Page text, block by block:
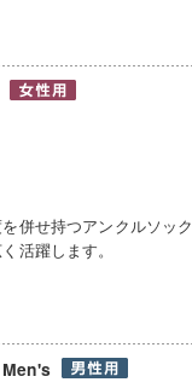
併せ持つアンクルソック
活躍します。
Men's